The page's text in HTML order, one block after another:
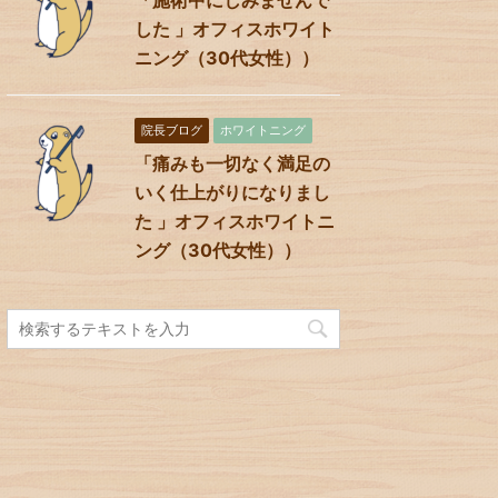
した 」オフィスホワイト
ニング（30代女性））
院長ブログ ホワイトニング
「痛みも一切なく満足の
いく仕上がりになりまし
た 」オフィスホワイトニ
ング（30代女性））